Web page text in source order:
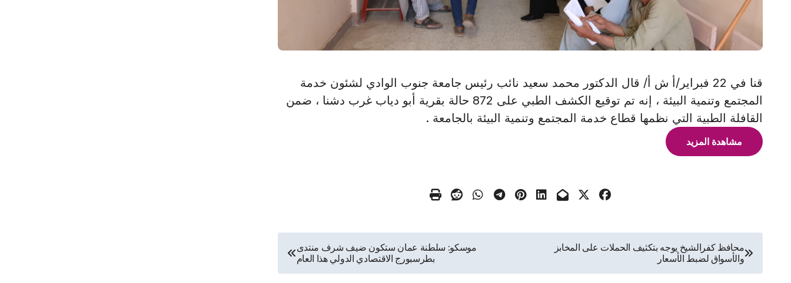
قنا في 22 فبراير/أ ش أ/ قال الدكتور محمد سعيد نائب رئيس جامعة جنوب الوادي لشئون خدمة
المجتمع وتنمية البيئة ، إنه تم توقيع الكشف الطبي على 872 حالة بقرية أبو دياب غرب دشنا ، ضمن
القافلة الطبية التي نظمها قطاع خدمة المجتمع وتنمية البيئة بالجامعة .
مشاهدة المزيد
تصفّح
المقالات
محافظ كفرالشيخ يوجه بتكثيف الحملات على المخابز
والأسواق لضبط الأسعار
موسكو: سلطنة عمان ستكون ضيف شرف منتدى
بطرسبورج الاقتصادي الدولي هذا العام